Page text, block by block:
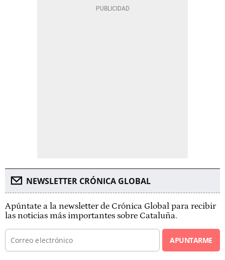
NEWSLETTER CRÓNICA GLOBAL
Apúntate a la newsletter de Crónica Global para recibir
las noticias más importantes sobre Cataluña.
APUNTARME